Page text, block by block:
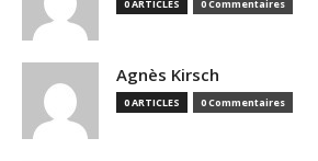
0 ARTICLES 0 Commentaires
Agnès Kirsch
0 ARTICLES 0 Commentaires